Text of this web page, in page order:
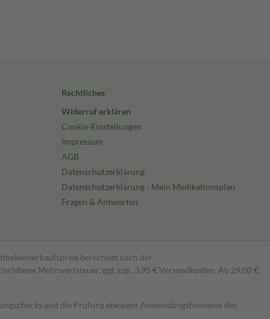
Rechtliches
Widerruf erklären
Cookie-Einstellungen
Impressum
AGB
Datenschutzerklärung
Datenschutzerklärung - Mein Medikationsplan
Fragen & Antworten
berechnet nach der
Mehrwertsteuer, ggf. zzgl. 3,95 € Versandkosten. Ab 29,00 €
und die Prüfung etwaiger Anwendungshinweise des